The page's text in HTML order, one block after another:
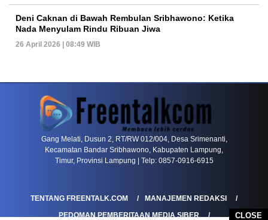
CLOSE
Deni Caknan di Bawah Rembulan Sribhawono: Ketika
Nada Menyulam Rindu Ribuan Jiwa
26 April 2026 | 08:49 WIB
PETIR800 LOGIN PETIR800 Komunitas Game Mulai Melirik Platform
Gang Melati, Dusun 2, RT/RW 012/004, Desa Srimenanti,
Kecamatan Bandar Sribhawono, Kabupaten Lampung,
Timur, Provinsi Lampung | Telp: 0857-0916-6915
TENTANG FREENTALK.COM
MANAJEMEN REDAKSI
PEDOMAN PEMBERITAAN MEDIA SIBER